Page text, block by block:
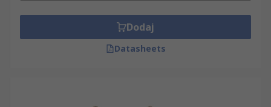
Dodaj
Datasheets